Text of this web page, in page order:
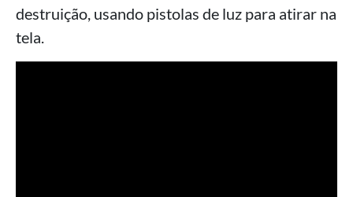
destruição, usando pistolas de luz para atirar na
tela.